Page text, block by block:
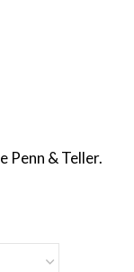
Penn & Teller.